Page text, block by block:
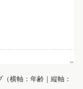
横軸：年齢｜縦軸：